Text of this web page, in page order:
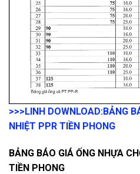
>>>LINH DOWNLOAD:BẢNG
NHIỆT PPR TIỀN PHONG
BẢNG BÁO GIÁ ỐNG NHỰA
TIỀN PHONG